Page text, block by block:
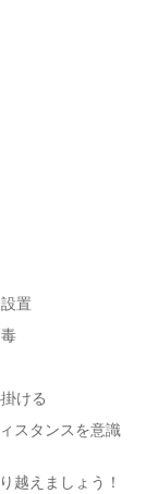
置
ける
スタンスを意識
越えましょう！